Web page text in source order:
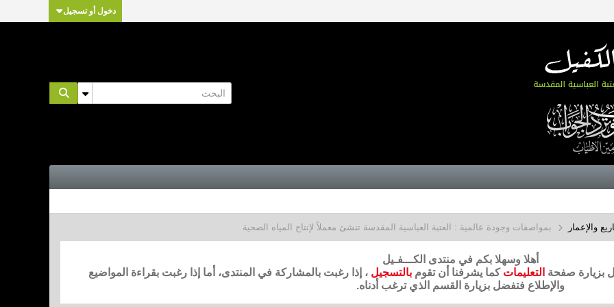
دخول أو تسجيل
والإعمار بمواصفات وجودة عالمية : العتبة العباسية المقدسة تنشئ معملاً لإنتاج المياه الصحية
أهلا وسهلا بكم في منتدى الكـــفـيل
بزيارة صفحة التعليمات كما يشرفنا أن تقوم بالتسجيل ، إذا رغبت بالمشاركة في المنتدى، أما إذا رغبت بقراءة المواضيع
والإطلاع فتفضل بزيارة القسم الذي ترغب أدناه.